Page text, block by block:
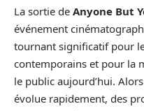
La sortie de Anyone But
événement
tournant significatif pour
contemporains et pour la
le public aujourd’hui.
évolue rapidement, des